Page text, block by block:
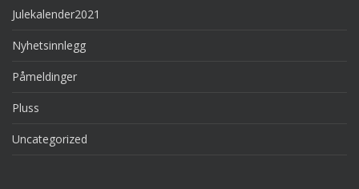
Julekalender2021
Nyhetsinnlegg
Påmeldinger
Pluss
Uncategorized